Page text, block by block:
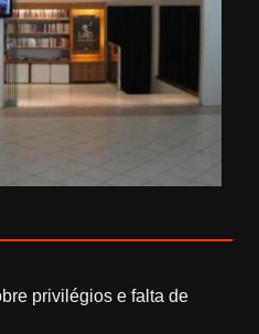
privilégios e falta de